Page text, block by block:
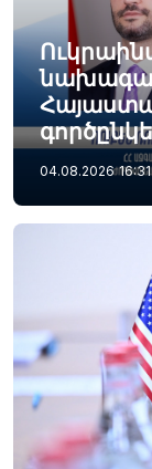
04.08.2026 16:31